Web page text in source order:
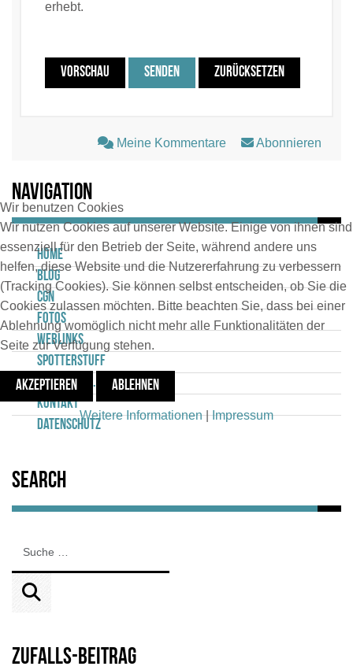
erhebt.
VORSCHAU SENDEN ZURÜCKSETZEN
Meine Kommentare Abonnieren
Navigation
Home
Blog
CGN
Fotos
Weblinks
Spotterstuff
Mehr über...
Kontakt
Datenschutz
Search
Zufalls-Beitrag
Wir benutzen Cookies
Wir nutzen Cookies auf unserer Website. Einige von ihnen sind
essenziell für den Betrieb der Seite, während andere uns
helfen, diese Website und die Nutzererfahrung zu verbessern
(Tracking Cookies). Sie können selbst entscheiden, ob Sie die
Cookies zulassen möchten. Bitte beachten Sie, dass bei einer
Ablehnung womöglich nicht mehr alle Funktionalitäten der
Seite zur Verfügung stehen.
AKZEPTIEREN ABLEHNEN
Weitere Informationen|Impressum